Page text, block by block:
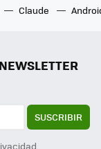
Claude
SUSCRIBIR